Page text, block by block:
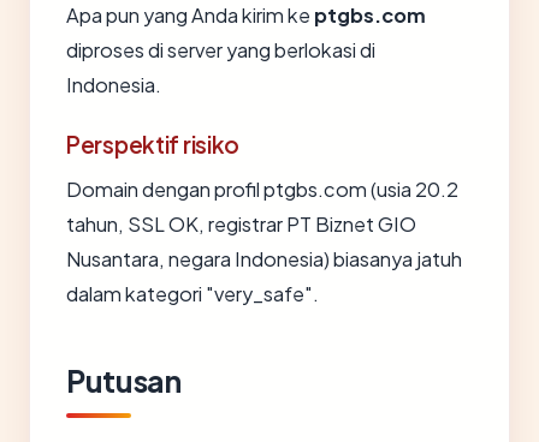
Apa pun yang Anda kirim ke ptgbs.com
diproses di server yang berlokasi di
Indonesia.
Perspektif risiko
Domain dengan profil ptgbs.com (usia 20.2
tahun, SSL OK, registrar PT Biznet GIO
Nusantara, negara Indonesia) biasanya jatuh
dalam kategori "very_safe".
Putusan